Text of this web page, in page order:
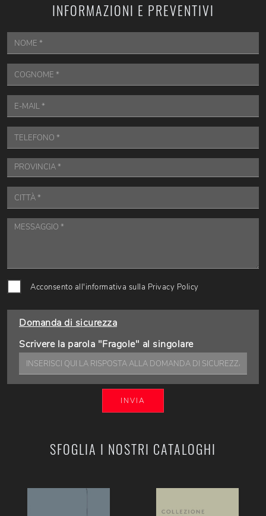
SFOGLIA I NOSTRI CATALOGHI
INFORMAZIONI E PREVENTIVI
Acconsento all'informativa sulla Privacy Policy
Domanda di sicurezza
Scrivere la parola "Fragole" al singolare
INVIA